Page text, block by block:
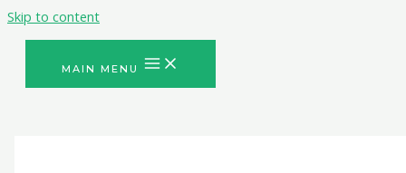
Skip to content
MAIN MENU